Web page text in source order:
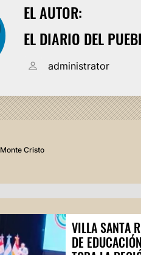
EL AUTOR:
EL DIARIO DEL
administrator
Monte Cristo
VILLA SANTA
DE